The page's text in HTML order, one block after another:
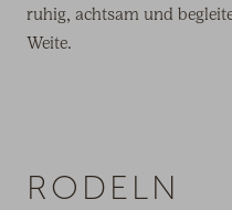
ruhig, achtsam und
Weite.
RODELN